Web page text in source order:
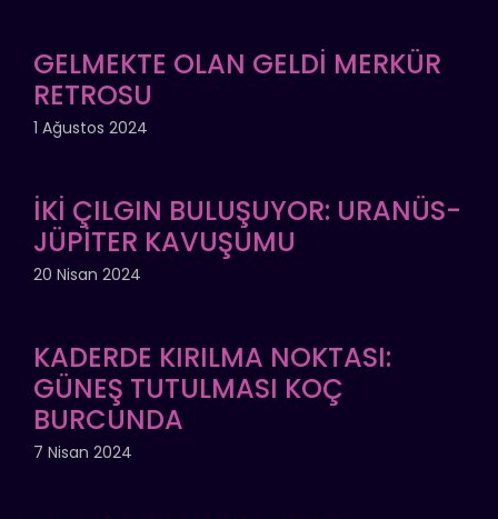
GELMEKTE OLAN GELDİ MERKÜR
RETROSU
1 Ağustos 2024
İKİ ÇILGIN BULUŞUYOR: URANÜS-
JÜPİTER KAVUŞUMU
20 Nisan 2024
KADERDE KIRILMA NOKTASI:
GÜNEŞ TUTULMASI KOÇ
BURCUNDA
7 Nisan 2024